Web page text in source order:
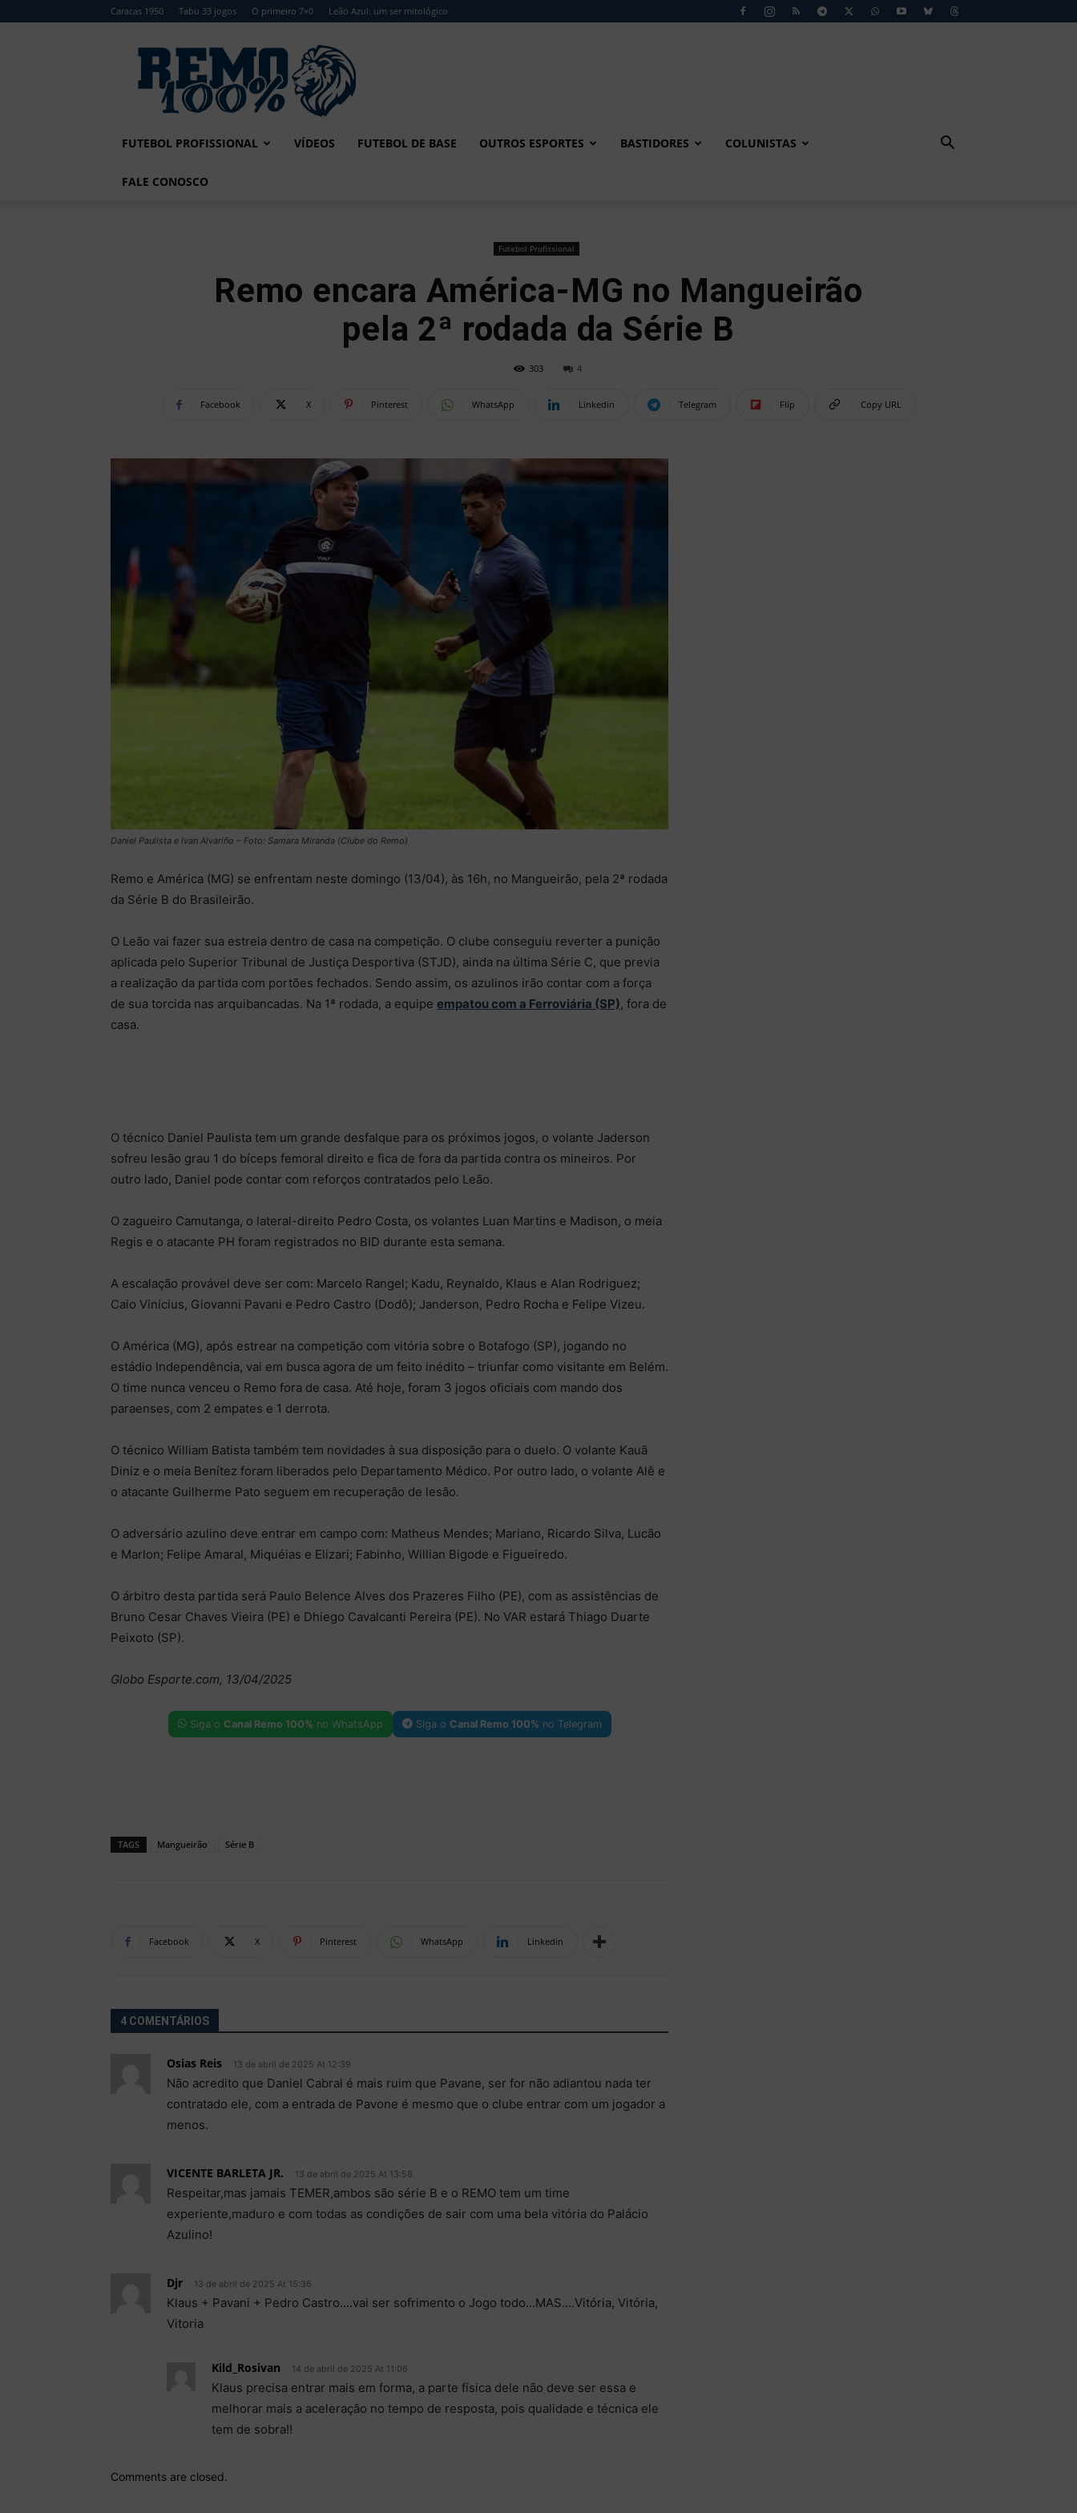
Caracas 1950 Tabu 33 jogos O primeiro 7×0 Leão Azul: um ser mitológico
Remo
FUTEBOL PROFISSIONAL VÍDEOS FUTEBOL DE BASE OUTROS ESPORTES BASTIDORES COLUNISTAS
FALE CONOSCO
Futebol Profissional
Remo encara América-MG no Mangueirão
pela 2ª rodada da Série B
303 4
Facebook X Pinterest WhatsApp Linkedin Telegram Flip Copy URL
Daniel Paulista e Ivan Alvariño – Foto: Samara Miranda (Clube do Remo)
Remo e América (MG) se enfrentam neste domingo (13/04), às 16h, no Mangueirão, pela 2ª rodada
da Série B do Brasileirão.
O Leão vai fazer sua estreia dentro de casa na competição. O clube conseguiu reverter a punição
aplicada pelo Superior Tribunal de Justiça Desportiva (STJD), ainda na última Série C, que previa
a realização da partida com portões fechados. Sendo assim, os azulinos irão contar com a força
de sua torcida nas arquibancadas. Na 1ª rodada, a equipe empatou com a Ferroviária (SP), fora de
casa.
O técnico Daniel Paulista tem um grande desfalque para os próximos jogos, o volante Jaderson
sofreu lesão grau 1 do bíceps femoral direito e fica de fora da partida contra os mineiros. Por
outro lado, Daniel pode contar com reforços contratados pelo Leão.
O zagueiro Camutanga, o lateral-direito Pedro Costa, os volantes Luan Martins e Madison, o meia
Regis e o atacante PH foram registrados no BID durante esta semana.
A escalação provável deve ser com: Marcelo Rangel; Kadu, Reynaldo, Klaus e Alan Rodriguez;
Caio Vinícius, Giovanni Pavani e Pedro Castro (Dodô); Janderson, Pedro Rocha e Felipe Vizeu.
O América (MG), após estrear na competição com vitória sobre o Botafogo (SP), jogando no
estádio Independência, vai em busca agora de um feito inédito – triunfar como visitante em Belém.
O time nunca venceu o Remo fora de casa. Até hoje, foram 3 jogos oficiais com mando dos
paraenses, com 2 empates e 1 derrota.
O técnico William Batista também tem novidades à sua disposição para o duelo. O volante Kauã
Diniz e o meia Benítez foram liberados pelo Departamento Médico. Por outro lado, o volante Alê e
o atacante Guilherme Pato seguem em recuperação de lesão.
O adversário azulino deve entrar em campo com: Matheus Mendes; Mariano, Ricardo Silva, Lucão
e Marlon; Felipe Amaral, Miquéias e Elizari; Fabinho, Willian Bigode e Figueiredo.
O árbitro desta partida será Paulo Belence Alves dos Prazeres Filho (PE), com as assistências de
Bruno Cesar Chaves Vieira (PE) e Dhiego Cavalcanti Pereira (PE). No VAR estará Thiago Duarte
Peixoto (SP).
Globo Esporte.com, 13/04/2025
Siga o Canal Remo 100% no WhatsApp Siga o Canal Remo 100% no Telegram
TAGS Mangueirão Série B
Facebook X Pinterest WhatsApp Linkedin
4 COMENTÁRIOS
Osias Reis 13 de abril de 2025 At 12:39
Não acredito que Daniel Cabral é mais ruim que Pavane, ser for não adiantou nada ter
contratado ele, com a entrada de Pavone é mesmo que o clube entrar com um jogador a
menos.
VICENTE BARLETA JR. 13 de abril de 2025 At 13:58
Respeitar,mas jamais TEMER,ambos são série B e o REMO tem um time
experiente,maduro e com todas as condições de sair com uma bela vitória do Palácio
Azulino!
Djr 13 de abril de 2025 At 15:36
Klaus + Pavani + Pedro Castro….vai ser sofrimento o Jogo todo…MAS….Vitória, Vitória,
Vitoria
Kild_Rosivan 14 de abril de 2025 At 11:06
Klaus precisa entrar mais em forma, a parte física dele não deve ser essa e
melhorar mais a aceleração no tempo de resposta, pois qualidade e técnica ele
tem de sobra!!
Comments are closed.